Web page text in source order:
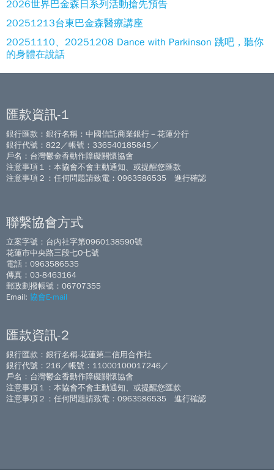
2026世界巴金森日系列活動搶先預告
20251213台東巴金森醫療講座
20251110、20251208 Dance with Parkinson 跳吧，聽你
的身體在說話
匯款資訊-1
銀行匯款：銀行名稱：中國信託商業銀行－花蓮分行
銀行代號：822／帳號：336540185845／
戶名：台灣鬱金香動作障礙關懷協會
注意事項１：本協會不會主動通知、或提醒您匯款
注意事項２：任何問題請致電：0963586535 進行確認
聯繫協會方式
立案字號：台內社字第0960138590號
花蓮市中央路三段七O七號
電話：0963586535
傳真：03-8463164
郵政劃撥帳號：06707355
Email: 協會E-mail
匯款資訊-2
銀行匯款：銀行名稱-花蓮第二信用合作社
銀行代號：216／帳號：11000100017246／
戶名：台灣鬱金香動作障礙關懷協會
注意事項１：本協會不會主動通知、或提醒您匯款
注意事項２：任何問題請致電：0963586535 進行確認